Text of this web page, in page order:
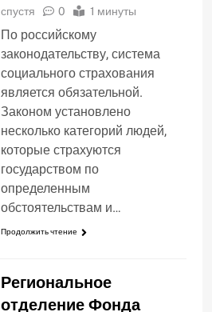
спустя
0 1 минуты
По российскому
законодательству, система
социального страхования
является обязательной.
Законом установлено
несколько категорий людей,
которые страхуются
государством по
определенным
обстоятельствам и…
Продолжить чтение
Региональное
отделение Фонда